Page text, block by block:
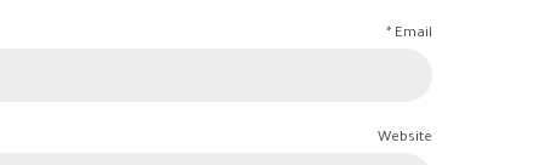
Email *
Website